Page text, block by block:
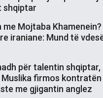
shqiptar
Mojtaba Khamenein?
iraniane: Mund të
për talentin shqiptar,
firmos kontratën
me gjigantin anglez